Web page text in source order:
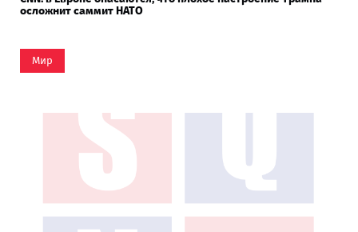
осложнит саммит НАТО
Мир